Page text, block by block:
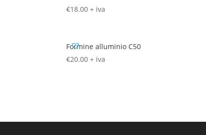
€18.00 + iva
Formine alluminio C50
€20.00 + iva